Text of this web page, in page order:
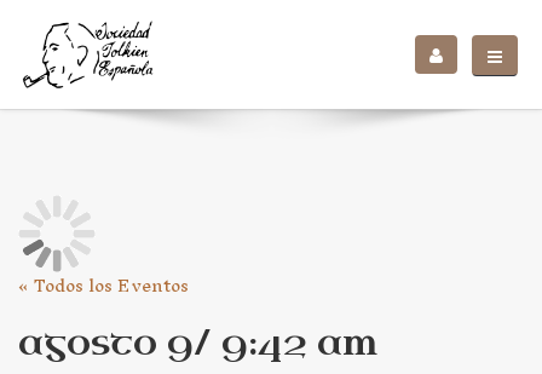
« Todos los Eventos
agosto 9/ 9:42 am